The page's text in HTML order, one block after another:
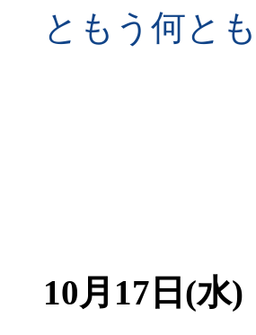
ともう何と
10月17日(